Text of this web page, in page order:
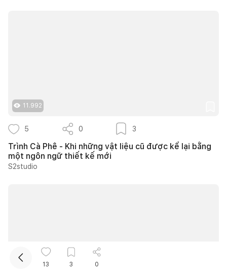
11.992
5 0 3
Trình Cà Phê - Khi những vật liệu cũ được kể lại bằng
một ngôn ngữ thiết kế mới
S2studio
13 3 0
Kết nối thiết kế, thi công